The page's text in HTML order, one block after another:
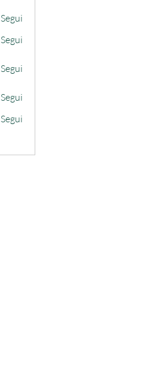
Segui
Segui
Segui
Segui
Segui